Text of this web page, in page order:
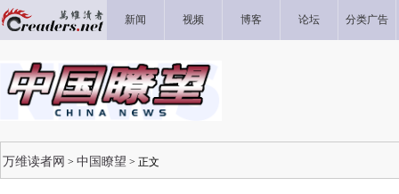
新闻 视频 博客 论坛 分类广告
万维读者网 > 中国瞭望 > 正文